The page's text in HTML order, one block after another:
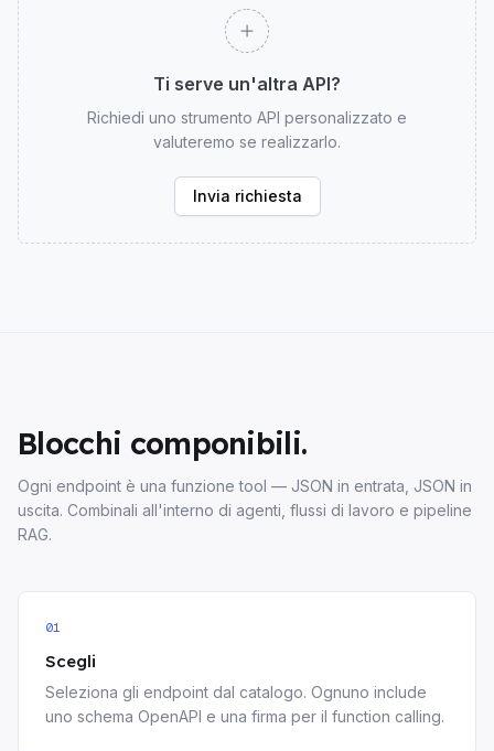
Ti serve un'altra API?
Richiedi uno strumento API personalizzato e
valuteremo se realizzarlo.
Invia richiesta
Blocchi componibili.
Ogni endpoint è una funzione tool — JSON in entrata, JSON in
uscita. Combinali all'interno di agenti, flussi di lavoro e pipeline
RAG.
01
Scegli
Seleziona gli endpoint dal catalogo. Ognuno include
uno schema OpenAPI e una firma per il function calling.